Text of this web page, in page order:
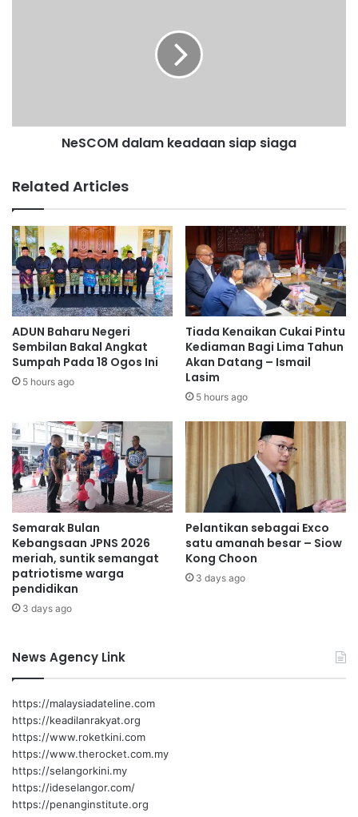
M
4
l
e
a
d
a
a
n
s
i
a
p
s
i
a
NeSCOM dalam keadaan siap siaga
Related Articles
ADUN Baharu Negeri
Sembilan Bakal Angkat
Sumpah Pada 18 Ogos Ini
5 hours ago
Tiada Kenaikan Cukai Pintu
Kediaman Bagi Lima Tahun
Akan Datang – Ismail
Lasim
5 hours ago
Semarak Bulan
Kebangsaan JPNS 2026
meriah, suntik semangat
patriotisme warga
pendidikan
3 days ago
Pelantikan sebagai Exco
satu amanah besar – Siow
Kong Choon
3 days ago
News Agency Link
https://malaysiadateline.com
https://keadilanrakyat.org
https://www.roketkini.com
https://www.therocket.com.my
https://selangorkini.my
https://ideselangor.com/
https://penanginstitute.org